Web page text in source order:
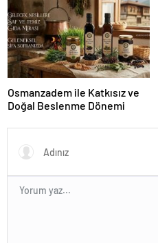
Osmanzadem ile Katkısız ve
Doğal Beslenme Dönemi